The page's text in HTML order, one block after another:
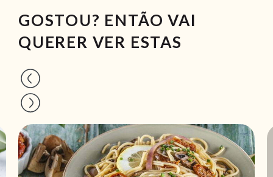
GOSTOU? ENTÃO VAI
QUERER VER ESTAS